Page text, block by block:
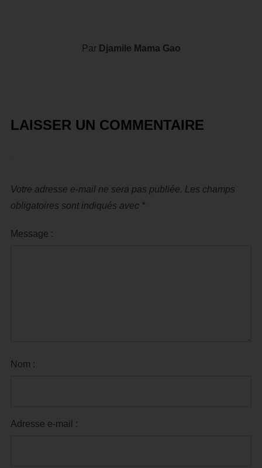
Par Djamile Mama Gao
LAISSER UN COMMENTAIRE
Votre adresse e-mail ne sera pas publiée. Les champs
obligatoires sont indiqués avec *
Message :
Nom :
Adresse e-mail :